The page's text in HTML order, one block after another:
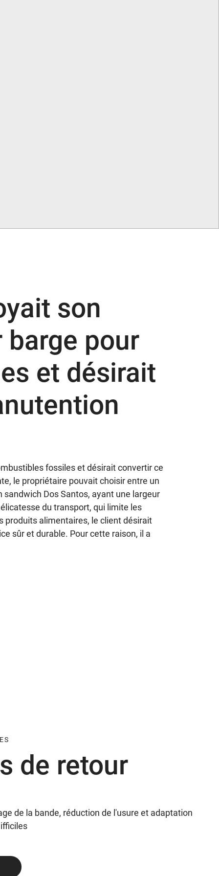
son
pour
et désirait
fossiles et désirait convertir ce
le propriétaire pouvait choisir entre un
Dos Santos, ayant une largeur
du transport, qui limite les
produits alimentaires, le client désirait
sûr et durable. Pour cette raison, il a
de retour
de la bande, réduction de l'usure et adaptation